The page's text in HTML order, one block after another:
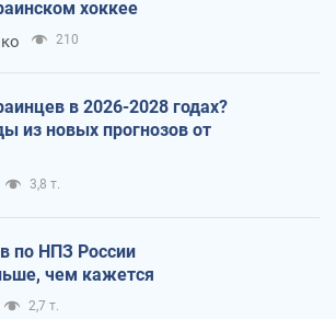
хоккее
210
в 2026-2028 годах?
из новых прогнозов от
3,8 т.
по НПЗ России
чем кажется
2,7 т.